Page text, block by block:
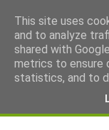
This site uses
and to analyze
shared with
metrics to ensure
statistics, and to